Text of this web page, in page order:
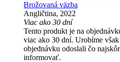
Brožovaná väzba
Angličtina, 2022
Viac ako 30 dní
Tento produkt je na
viac ako 30 dní. Urobíme
objednávku odoslali čo
informovať.